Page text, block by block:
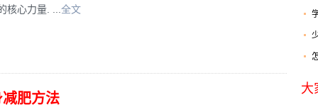
核心力量. ... 全文
肥方法
大